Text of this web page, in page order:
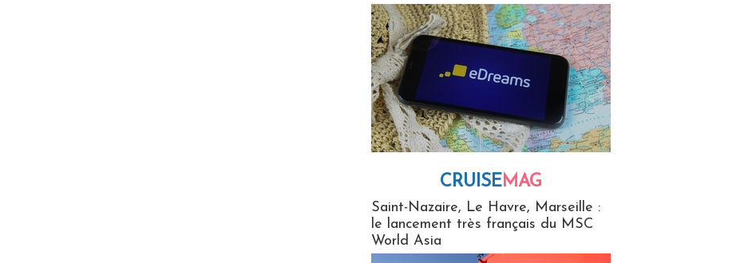
CRUISEMAG
Saint-Nazaire, Le Havre, Marseille :
le lancement très français du MSC
World Asia